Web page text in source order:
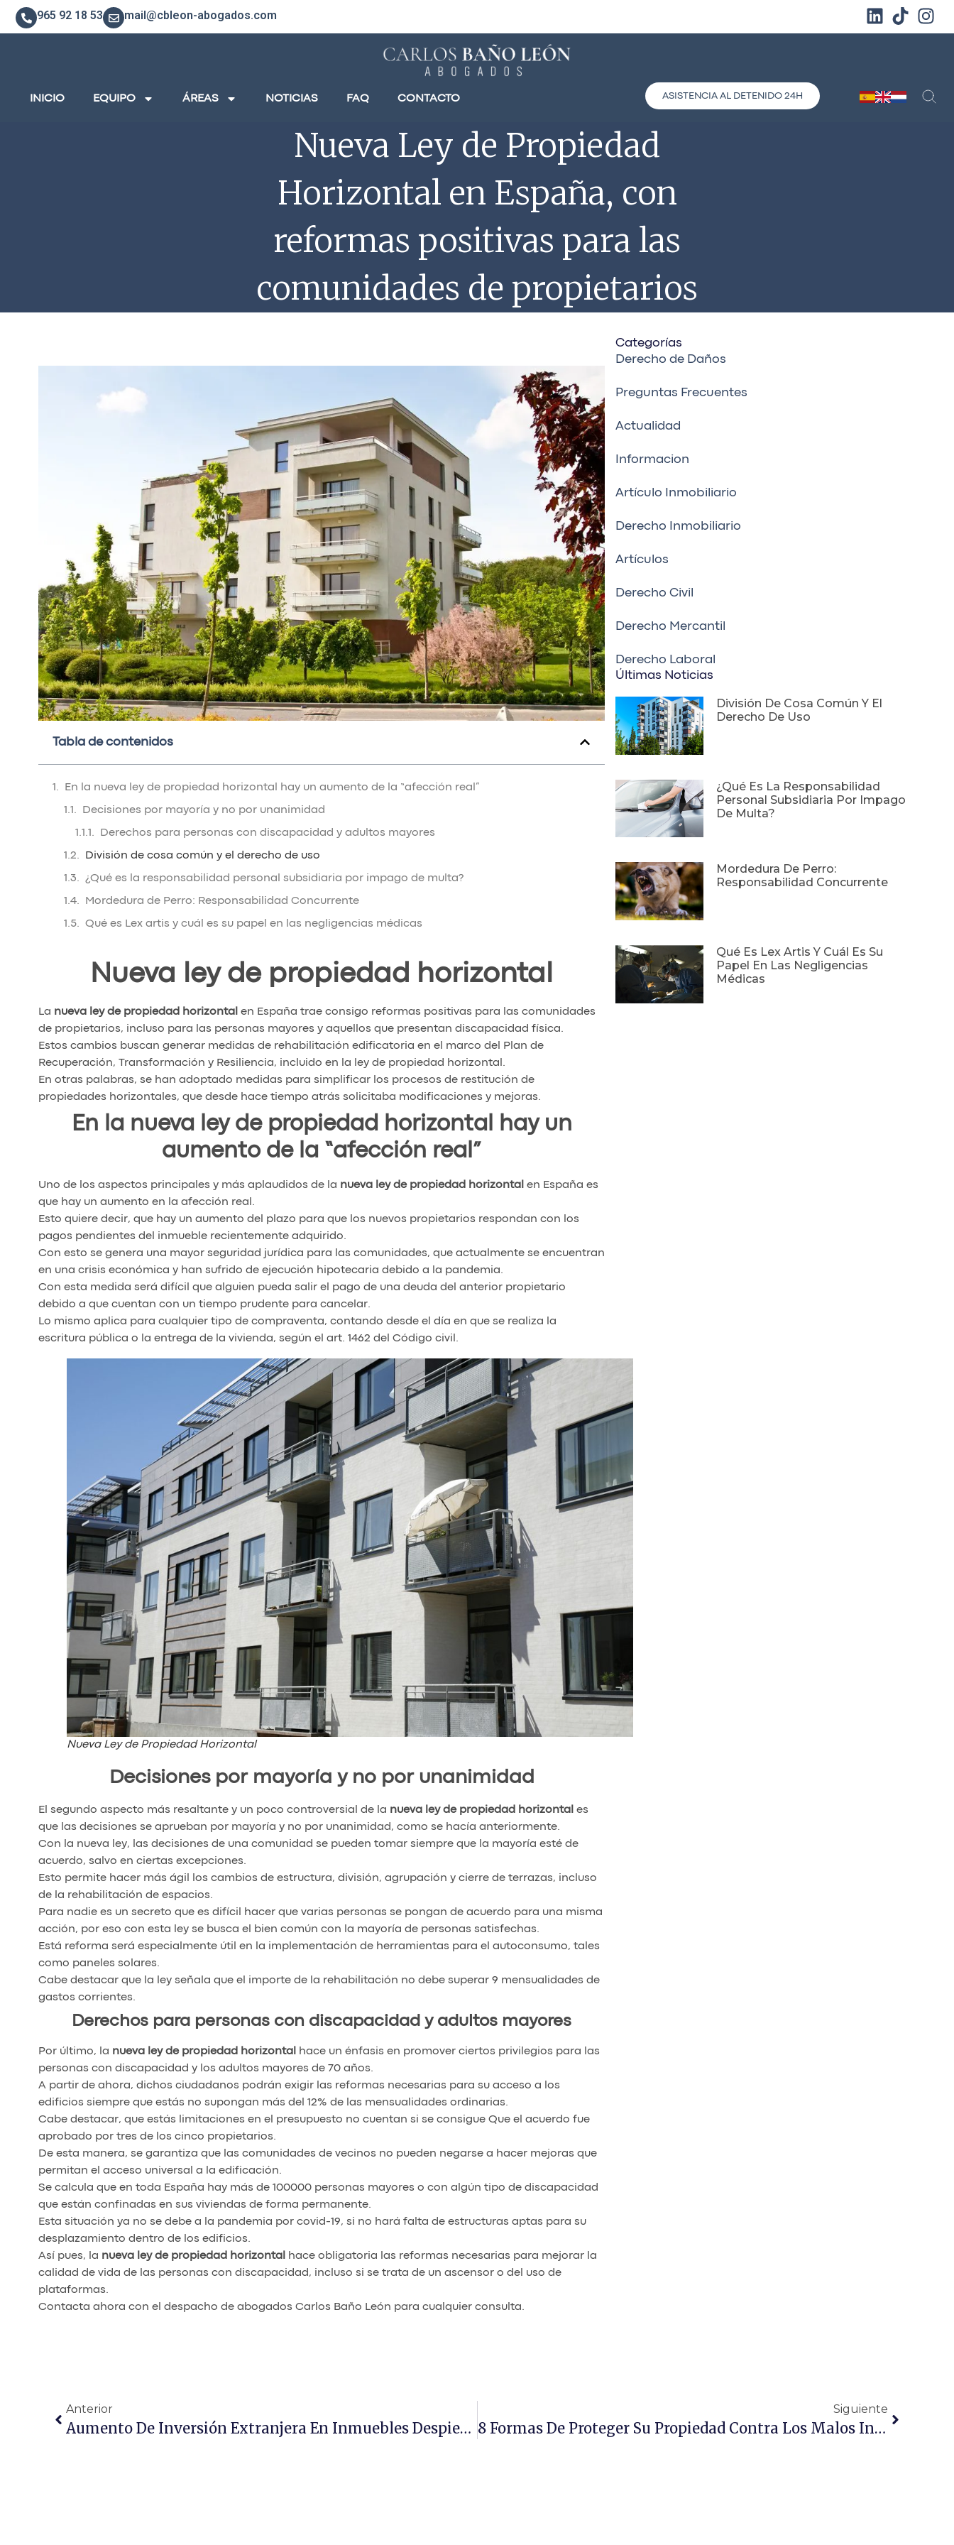
965 92 18 53 mail@cbleon-abogados.com
INICIO EQUIPO ÁREAS NOTICIAS FAQ CONTACTO ASISTENCIA AL DETENIDO 24H
Nueva Ley de Propiedad
Horizontal en España, con
reformas positivas para las
comunidades de propietarios
Tabla de contenidos
En la nueva ley de propiedad horizontal hay un aumento de la “afección real”
Decisiones por mayoría y no por unanimidad
Derechos para personas con discapacidad y adultos mayores
División de cosa común y el derecho de uso
¿Qué es la responsabilidad personal subsidiaria por impago de multa?
Mordedura de Perro: Responsabilidad Concurrente
Qué es Lex artis y cuál es su papel en las negligencias médicas
Nueva ley de propiedad horizontal
La nueva ley de propiedad horizontal en España trae consigo reformas positivas para las comunidades
de propietarios, incluso para las personas mayores y aquellos que presentan discapacidad física.
Estos cambios buscan generar medidas de rehabilitación edificatoria en el marco del Plan de
Recuperación, Transformación y Resiliencia, incluido en la ley de propiedad horizontal.
En otras palabras, se han adoptado medidas para simplificar los procesos de restitución de
propiedades horizontales, que desde hace tiempo atrás solicitaba modificaciones y mejoras.
En la nueva ley de propiedad horizontal hay un
aumento de la “afección real”
Uno de los aspectos principales y más aplaudidos de la nueva ley de propiedad horizontal en España es
que hay un aumento en la afección real.
Esto quiere decir, que hay un aumento del plazo para que los nuevos propietarios respondan con los
pagos pendientes del inmueble recientemente adquirido.
Con esto se genera una mayor seguridad jurídica para las comunidades, que actualmente se encuentran
en una crisis económica y han sufrido de ejecución hipotecaria debido a la pandemia.
Con esta medida será difícil que alguien pueda salir el pago de una deuda del anterior propietario
debido a que cuentan con un tiempo prudente para cancelar.
Lo mismo aplica para cualquier tipo de compraventa, contando desde el día en que se realiza la
escritura pública o la entrega de la vivienda, según el art. 1462 del Código civil.
Nueva Ley de Propiedad Horizontal
Decisiones por mayoría y no por unanimidad
El segundo aspecto más resaltante y un poco controversial de la nueva ley de propiedad horizontal es
que las decisiones se aprueban por mayoría y no por unanimidad, como se hacía anteriormente.
Con la nueva ley, las decisiones de una comunidad se pueden tomar siempre que la mayoría esté de
acuerdo, salvo en ciertas excepciones.
Esto permite hacer más ágil los cambios de estructura, división, agrupación y cierre de terrazas, incluso
de la rehabilitación de espacios.
Para nadie es un secreto que es difícil hacer que varias personas se pongan de acuerdo para una misma
acción, por eso con esta ley se busca el bien común con la mayoría de personas satisfechas.
Está reforma será especialmente útil en la implementación de herramientas para el autoconsumo, tales
como paneles solares.
Cabe destacar que la ley señala que el importe de la rehabilitación no debe superar 9 mensualidades de
gastos corrientes.
Derechos para personas con discapacidad y adultos mayores
Por último, la nueva ley de propiedad horizontal
hace un énfasis en promover ciertos privilegios para las
personas con discapacidad y los adultos mayores de 70 años.
A partir de ahora, dichos ciudadanos podrán exigir las reformas necesarias para su acceso a los
edificios siempre que estás no supongan más del 12% de las mensualidades ordinarias.
Cabe destacar, que estás limitaciones en el presupuesto no cuentan si se consigue Que el acuerdo fue
aprobado por tres de los cinco propietarios.
De esta manera, se garantiza que las comunidades de vecinos no pueden negarse a hacer mejoras que
permitan el acceso universal a la edificación.
Se calcula que en toda España hay más de 100000 personas mayores o con algún tipo de discapacidad
que están confinadas en sus viviendas de forma permanente.
Esta situación ya no se debe a la pandemia por covid-19, si no hará falta de estructuras aptas para su
desplazamiento dentro de los edificios.
Así pues, la nueva ley de propiedad horizontal
hace obligatoria las reformas necesarias para mejorar la
calidad de vida de las personas con discapacidad, incluso si se trata de un ascensor o del uso de
plataformas.
Contacta ahora con el despacho de abogados Carlos Baño León para cualquier consulta.
Categorías
Derecho de Daños
Preguntas Frecuentes
Actualidad
Informacion
Artículo Inmobiliario
Derecho Inmobiliario
Artículos
Derecho Civil
Derecho Mercantil
Derecho Laboral
Últimas Noticias
División De Cosa Común Y El
Derecho De Uso
¿Qué Es La Responsabilidad
Personal Subsidiaria Por Impago
De Multa?
Mordedura De Perro:
Responsabilidad Concurrente
Qué Es Lex Artis Y Cuál Es Su
Papel En Las Negligencias
Médicas
Anterior
Aumento De Inversión Extranjera En Inmuebles Despierta El Interés Por Comprar En La Costa Y En Las Grandes Ciudades
Siguiente
8 Formas De Proteger Su Propiedad Contra Los Malos Inquilinos